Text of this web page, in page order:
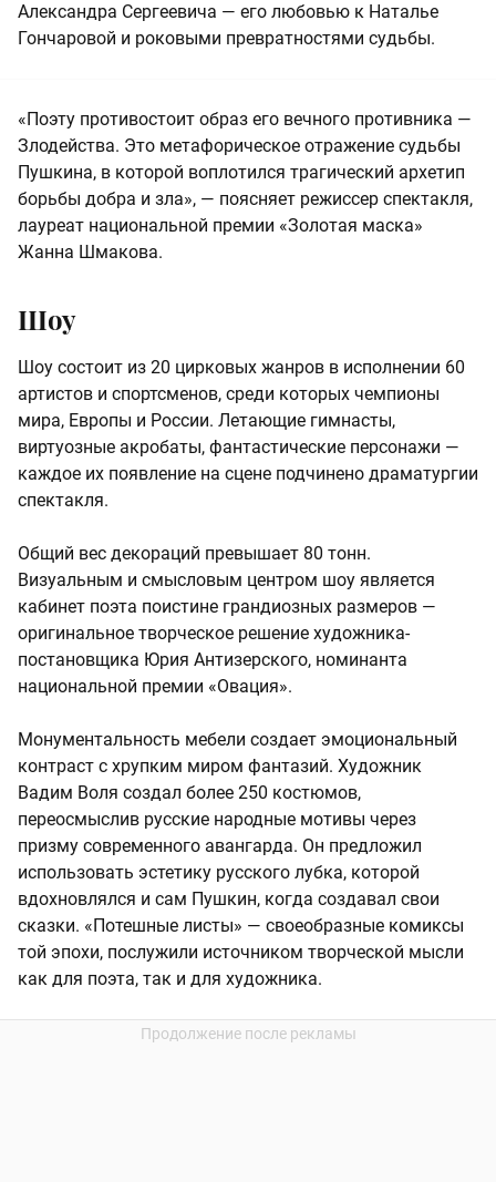
Александра Сергеевича — его любовью к Наталье
Гончаровой и роковыми превратностями судьбы.
«Поэту противостоит образ его вечного противника —
Злодейства. Это метафорическое отражение судьбы
Пушкина, в которой воплотился трагический архетип
борьбы добра и зла», — поясняет режиссер спектакля,
лауреат национальной премии «Золотая маска»
Жанна Шмакова.
Шоу
Шоу состоит из 20 цирковых жанров в исполнении 60
артистов и спортсменов, среди которых чемпионы
мира, Европы и России. Летающие гимнасты,
виртуозные акробаты, фантастические персонажи —
каждое их появление на сцене подчинено драматургии
спектакля.
Общий вес декораций превышает 80 тонн.
Визуальным и смысловым центром шоу является
кабинет поэта поистине грандиозных размеров —
оригинальное творческое решение художника-
постановщика Юрия Антизерского, номинанта
национальной премии «Овация».
Монументальность мебели создает эмоциональный
контраст с хрупким миром фантазий. Художник
Вадим Воля создал более 250 костюмов,
переосмыслив русские народные мотивы через
призму современного авангарда. Он предложил
использовать эстетику русского лубка, которой
вдохновлялся и сам Пушкин, когда создавал свои
сказки. «Потешные листы» — своеобразные комиксы
той эпохи, послужили источником творческой мысли
как для поэта, так и для художника.